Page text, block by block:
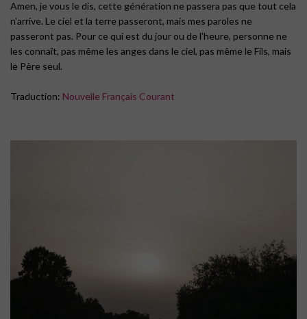
Amen, je vous le dis, cette génération ne passera pas que tout cela
n’arrive. Le ciel et la terre passeront, mais mes paroles ne
passeront pas. Pour ce qui est du jour ou de l’heure, personne ne
les connaît, pas même les anges dans le ciel, pas même le Fils, mais
le Père seul.
Traduction: Nouvelle Français Courant